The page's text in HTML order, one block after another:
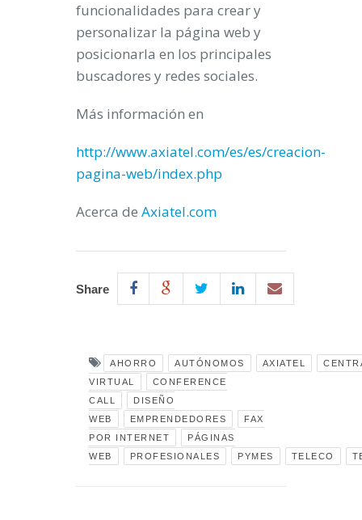
funcionalidades para crear y
personalizar la página web y
posicionarla en los principales
buscadores y redes sociales.
Más información en
http://www.axiatel.com/es/es/creacion-
pagina-web/index.php
Acerca de Axiatel.com
Share
AHORRO AUTÓNOMOS AXIATEL
VIRTUAL
CONFERENCE
CALL
DISEÑO
WEB
EMPRENDEDORES
FAX
POR INTERNET
PÁGINAS
WEB
PROFESIONALES PYMES TELECO